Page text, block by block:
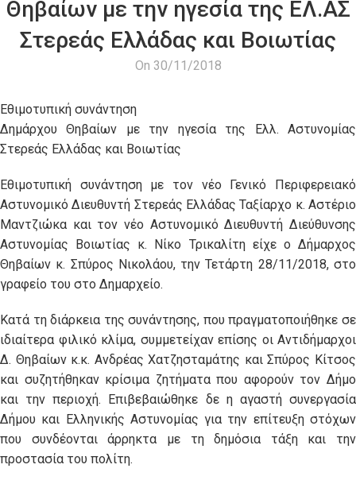
Θηβαίων με την ηγεσία της ΕΛ.ΑΣ
Στερεάς Ελλάδας και Βοιωτίας
On 30/11/2018
Εθιμοτυπική συνάντηση
Δημάρχου Θηβαίων με την ηγεσία της Ελλ. Αστυνομίας
Στερεάς Ελλάδας και Βοιωτίας
Εθιμοτυπική συνάντηση με τον νέο Γενικό Περιφερειακό
Αστυνομικό Διευθυντή Στερεάς Ελλάδας Ταξίαρχο κ. Αστέριο
Μαντζιώκα και τον νέο Αστυνομικό Διευθυντή Διεύθυνσης
Αστυνομίας Βοιωτίας κ. Νίκο Τρικαλίτη είχε ο Δήμαρχος
Θηβαίων κ. Σπύρος Νικολάου, την Τετάρτη 28/11/2018, στο
γραφείο του στο Δημαρχείο.
Κατά τη διάρκεια της συνάντησης, που πραγματοποιήθηκε σε
ιδιαίτερα φιλικό κλίμα, συμμετείχαν επίσης οι Αντιδήμαρχοι
Δ. Θηβαίων κ.κ. Ανδρέας Χατζησταμάτης και Σπύρος Κίτσος
και συζητήθηκαν κρίσιμα ζητήματα που αφορούν τον Δήμο
και την περιοχή. Επιβεβαιώθηκε δε η αγαστή συνεργασία
Δήμου και Ελληνικής Αστυνομίας για την επίτευξη στόχων
που συνδέονται άρρηκτα με τη δημόσια τάξη και την
προστασία του πολίτη.